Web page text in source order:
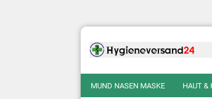
MUND NASEN MASKE HAUT &